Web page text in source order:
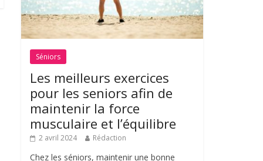
Séniors
Les meilleurs exercices
pour les seniors afin de
maintenir la force
musculaire et l’équilibre
2 avril 2024 Rédaction
Chez les séniors, maintenir une bonne